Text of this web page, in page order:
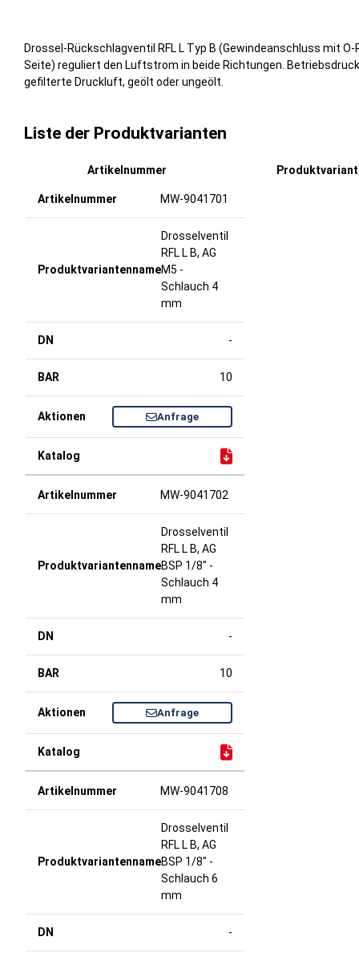
Drossel-Rückschlagventil RFL L Typ B (Gewindeanschluss mit
Seite) reguliert den Luftstrom in beide Richtungen.
gefilterte Druckluft, geölt oder ungeölt.
Liste der Produktvarianten
Artikelnummer
MW-9041701
Drosselventil
RFL L B, AG
M5 -
Schlauch 4
mm
-
10
Anfrage
MW-9041702
Drosselventil
RFL L B, AG
BSP 1/8" -
Schlauch 4
mm
-
10
Anfrage
MW-9041708
Drosselventil
RFL L B, AG
BSP 1/8" -
Schlauch 6
mm
-